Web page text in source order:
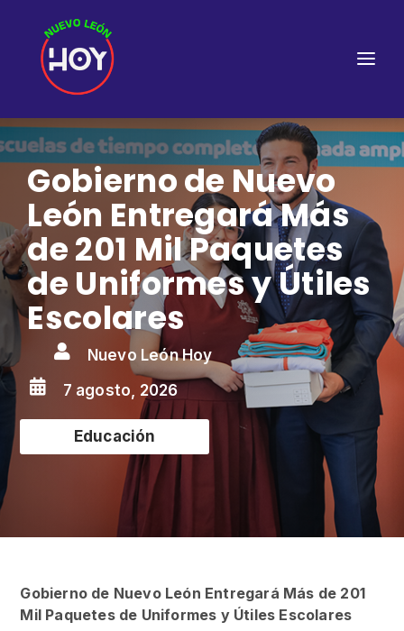
Gobierno de Nuevo
León Entregará Más
de 201 Mil Paquetes
de Uniformes y Útiles
Escolares
 Nuevo León Hoy
 7 agosto, 2026
Educación
Gobierno de Nuevo León Entregará Más de 201
Mil Paquetes de Uniformes y Útiles Escolares